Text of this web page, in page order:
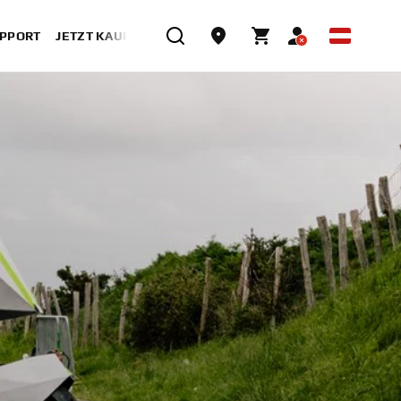
JETZT KAUFEN